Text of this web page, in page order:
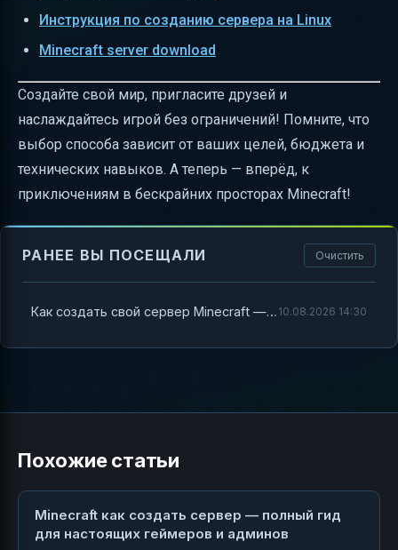
Инструкция по созданию сервера на Linux
Minecraft server download
Создайте свой мир, пригласите друзей и
наслаждайтесь игрой без ограничений! Помните, что
выбор способа зависит от ваших целей, бюджета и
технических навыков. А теперь — вперёд, к
приключениям в бескрайних просторах Minecraft!
РАНЕЕ ВЫ ПОСЕЩАЛИ Очистить
Как создать свой сервер Minecraft — полный гайд для всех и каждого 10.08.2026 14:30
Похожие статьи
Minecraft как создать сервер — полный гид
для настоящих геймеров и админов